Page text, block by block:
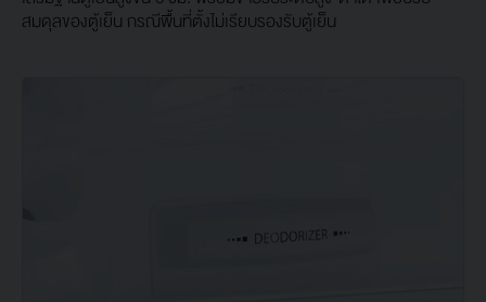
สมดุลของตู้เย็น กรณีพื้นที่ตั้งไม่เรียบรองรับตู้เย็น